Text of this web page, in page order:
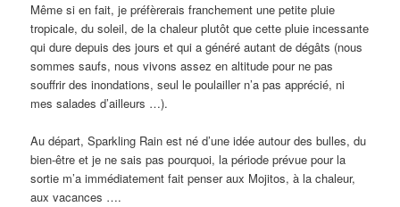
Même si en fait, je préfèrerais franchement une petite pluie
tropicale, du soleil, de la chaleur plutôt que cette pluie incessante
qui dure depuis des jours et qui a généré autant de dégâts (nous
sommes saufs, nous vivons assez en altitude pour ne pas
souffrir des inondations, seul le poulailler n’a pas apprécié, ni
mes salades d’ailleurs …).
Au départ, Sparkling Rain est né d’une idée autour des bulles, du
bien-être et je ne sais pas pourquoi, la période prévue pour la
sortie m’a immédiatement fait penser aux Mojitos, à la chaleur,
aux vacances ….